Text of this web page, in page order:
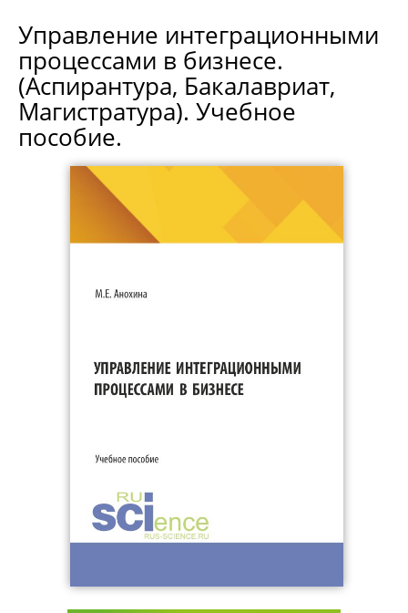
Управление интеграционными
процессами в бизнесе.
(Аспирантура, Бакалавриат,
Магистратура). Учебное
пособие.